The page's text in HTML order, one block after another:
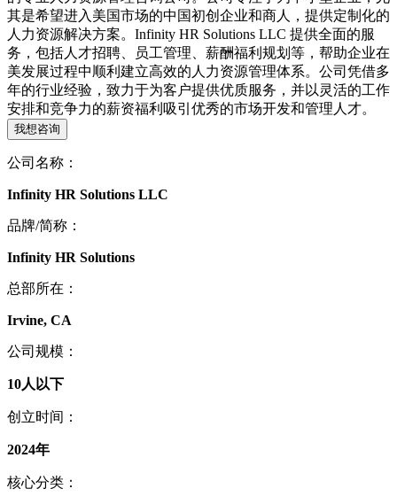
其是希望进入美国市场的中国初创企业和商人，提供定制化的
人力资源解决方案。Infinity HR Solutions LLC 提供全面的服
务，包括人才招聘、员工管理、薪酬福利规划等，帮助企业在
美发展过程中顺利建立高效的人力资源管理体系。公司凭借多
年的行业经验，致力于为客户提供优质服务，并以灵活的工作
安排和竞争力的薪资福利吸引优秀的市场开发和管理人才。
我想咨询
公司名称：
Infinity HR Solutions LLC
品牌/简称：
Infinity HR Solutions
总部所在：
Irvine, CA
公司规模：
10人以下
创立时间：
2024年
核心分类：